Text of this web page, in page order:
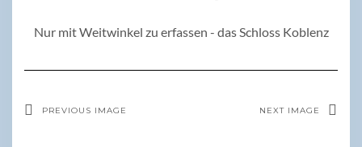
Nur mit Weitwinkel zu erfassen - das Schloss Koblenz
PREVIOUS IMAGE NEXT IMAGE